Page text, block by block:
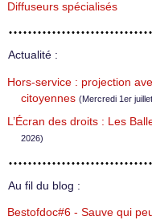
Diffuseurs spécialisés
Actualité :
Hors-service : projection
citoyennes (Mercredi 1er
L’Écran des droits : Les
2026)
Au fil du blog :
Bestofdoc#6 - Sauve qui